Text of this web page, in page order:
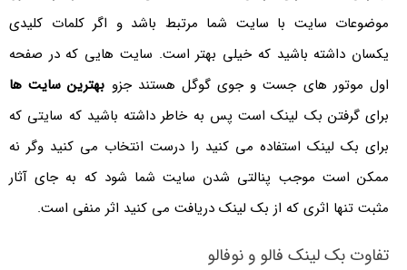
موضوعات سایت با سایت شما مرتبط باشد و اگر کلمات کلیدی
یکسان داشته باشید که خیلی بهتر است. سایت هایی که در صفحه
اول موتور های جست و جوی گوگل هستند جزو بهترین سایت ها
برای گرفتن بک لینک است پس به خاطر داشته باشید که سایتی که
برای بک لینک استفاده می کنید را درست انتخاب می کنید وگر نه
ممکن است موجب پنالتی شدن سایت شما شود که به جای آثار
مثبت تنها اثری که از بک لینک دریافت می کنید اثر منفی است.
تفاوت بک لینک فالو و نوفالو